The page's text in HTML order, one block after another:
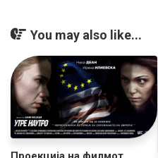
You may also like...